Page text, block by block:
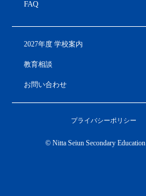
FAQ
2027年度 学校案内
教育相談
お問い合わせ
プライバシーポリシー
© Nitta Seiun Secondary